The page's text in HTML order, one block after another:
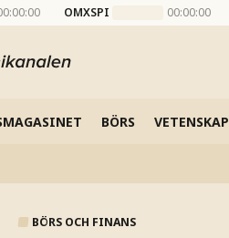
OMXSPI 00:00:00
BÖRS VETENSKAP
BÖRS OCH FINANS